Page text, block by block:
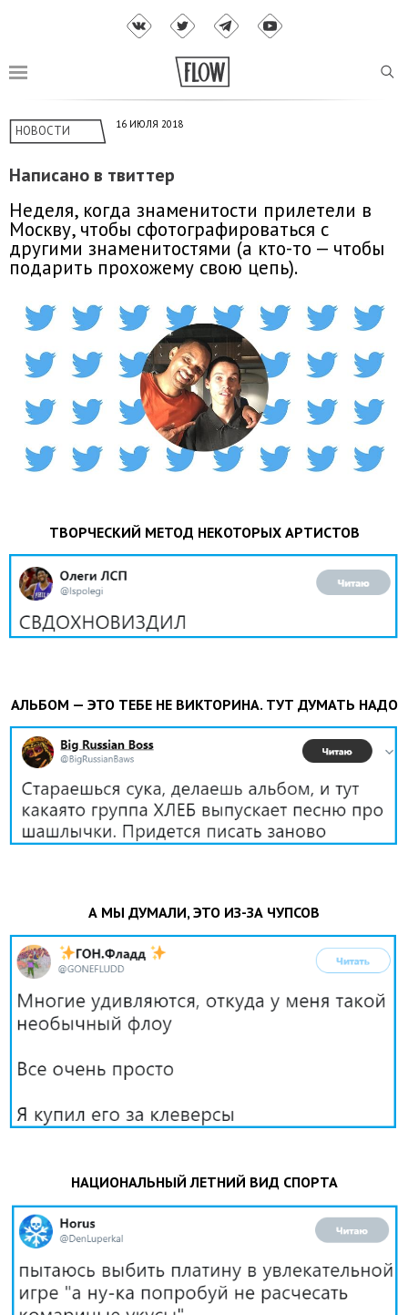
НОВОСТИ 16 ИЮЛЯ 2018
Написано в твиттер
Неделя, когда знаменитости прилетели в
Москву, чтобы сфотографироваться с
другими знаменитостями (а кто-то — чтобы
подарить прохожему свою цепь).
ТВОРЧЕСКИЙ МЕТОД НЕКОТОРЫХ АРТИСТОВ
АЛЬБОМ — ЭТО ТЕБЕ НЕ ВИКТОРИНА. ТУТ ДУМАТЬ НАДО
А МЫ ДУМАЛИ, ЭТО ИЗ-ЗА ЧУПСОВ
НАЦИОНАЛЬНЫЙ ЛЕТНИЙ ВИД СПОРТА